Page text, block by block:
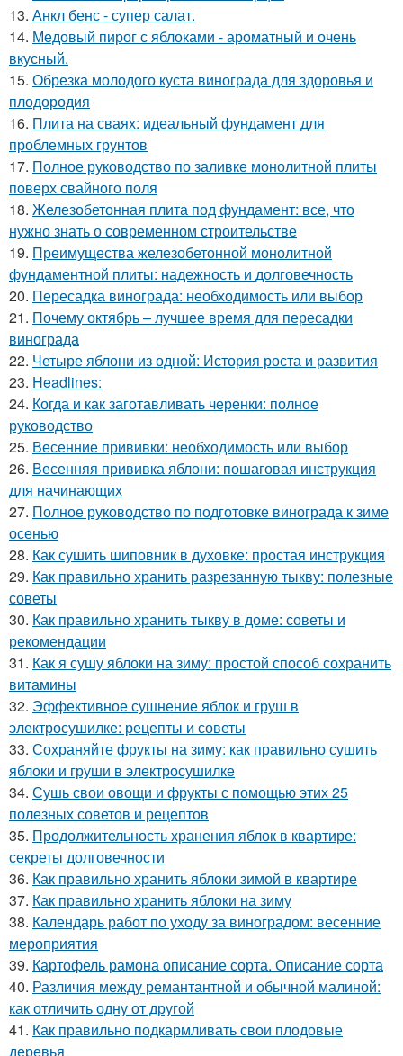
13. Анкл бенс - супер салат.
14. Медовый пирог с яблоками - ароматный и очень
вкусный.
15. Обрезка молодого куста винограда для здоровья и
плодородия
16. Плита на сваях: идеальный фундамент для
проблемных грунтов
17. Полное руководство по заливке монолитной плиты
поверх свайного поля
18. Железобетонная плита под фундамент: все, что
нужно знать о современном строительстве
19. Преимущества железобетонной монолитной
фундаментной плиты: надежность и долговечность
20. Пересадка винограда: необходимость или выбор
21. Почему октябрь – лучшее время для пересадки
винограда
22. Четыре яблони из одной: История роста и развития
23. Headlines:
24. Когда и как заготавливать черенки: полное
руководство
25. Весенние прививки: необходимость или выбор
26. Весенняя прививка яблони: пошаговая инструкция
для начинающих
27. Полное руководство по подготовке винограда к зиме
осенью
28. Как сушить шиповник в духовке: простая инструкция
29. Как правильно хранить разрезанную тыкву: полезные
советы
30. Как правильно хранить тыкву в доме: советы и
рекомендации
31. Как я сушу яблоки на зиму: простой способ сохранить
витамины
32. Эффективное сушнение яблок и груш в
электросушилке: рецепты и советы
33. Сохраняйте фрукты на зиму: как правильно сушить
яблоки и груши в электросушилке
34. Сушь свои овощи и фрукты с помощью этих 25
полезных советов и рецептов
35. Продолжительность хранения яблок в квартире:
секреты долговечности
36. Как правильно хранить яблоки зимой в квартире
37. Как правильно хранить яблоки на зиму
38. Календарь работ по уходу за виноградом: весенние
мероприятия
39. Картофель рамона описание сорта. Описание сорта
40. Различия между ремантантной и обычной малиной:
как отличить одну от другой
41. Как правильно подкармливать свои плодовые
деревья